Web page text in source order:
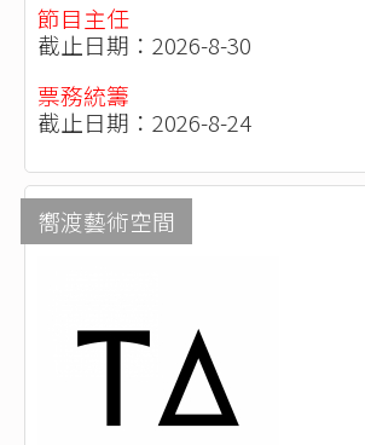
節目主任
截止日期：2026-8-30
票務統籌
截止日期：2026-8-24
嚮渡藝術空間